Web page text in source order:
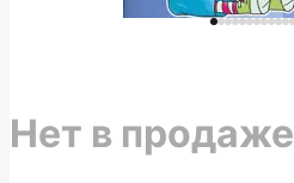
Нет в продаже